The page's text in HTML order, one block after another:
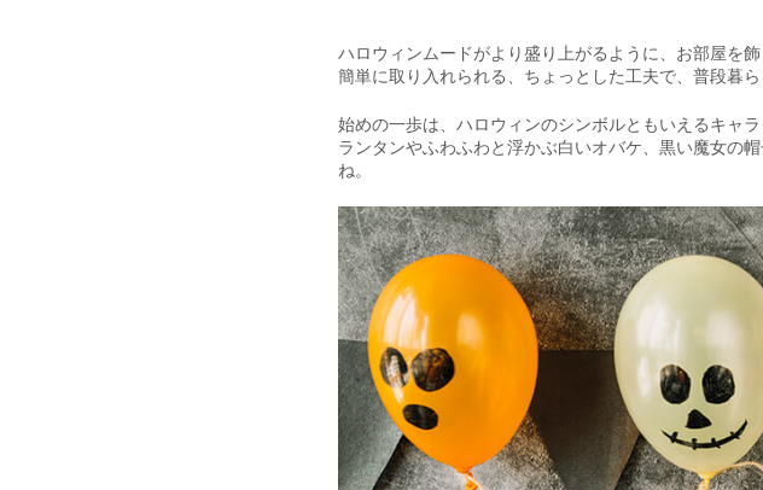
ハロウィンムードがより盛り上がるように、お部屋を飾
簡単に取り入れられる、ちょっとした工夫で、普段暮
始めの一歩は、ハロウィンのシンボルともいえるキャ
ランタンやふわふわと浮かぶ白いオバケ、黒い魔女の
ね。